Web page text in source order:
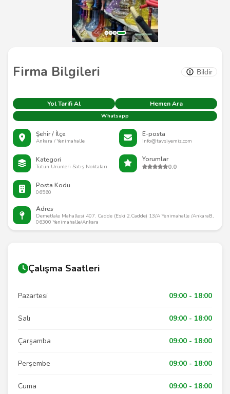
Firma Bilgileri Bildir
Yol Tarifi Al Hemen Ara
Whatsapp
Şehir / İlçe
Ankara / Yenimahalle
E-posta
info@tavsiyemiz.com
Kategori
Tütün Ürünleri Satış Noktaları
Yorumlar
0.0
Posta Kodu
06560
Adres
Demetlale Mahallesi 407. Cadde (Eski 2.Cadde) 13/A Yenimahalle /AnkaraB,
06300 Yenimahalle/Ankara
Çalışma Saatleri
Pazartesi 09:00 - 18:00
Salı 09:00 - 18:00
Çarşamba 09:00 - 18:00
Perşembe 09:00 - 18:00
Cuma 09:00 - 18:00